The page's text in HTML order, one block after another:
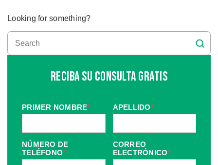
Looking for something?
Reciba Su Consulta Gratis
PRIMER NOMBRE* APELLIDO*
NÚMERO DE
TELÉFONO*
CORREO
ELECTRÓNICO*